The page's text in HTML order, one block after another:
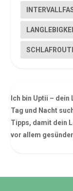
Ich bin Uptii – dein
Tag und Nacht
Tipps, damit dein
vor allem